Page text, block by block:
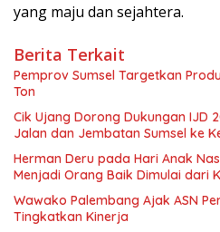
yang maju dan sejahtera.
Berita Terkait
Pemprov Sumsel Targetkan
Ton
Cik Ujang Dorong Dukungan IJD
Jalan dan Jembatan Sumsel ke
Herman Deru pada Hari Anak
Menjadi Orang Baik Dimulai dari
Wawako Palembang Ajak ASN
Tingkatkan Kinerja